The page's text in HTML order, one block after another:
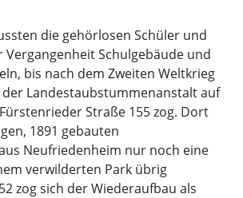
die gehörlosen Schüler und
Vergangenheit Schulgebäude und
bis nach dem Zweiten Weltkrieg
der Landestaubstummenanstalt auf
Straße 155 zog. Dort
1891 gebauten
Neufriedenheim nur noch eine
verwilderten Park übrig
zog sich der Wiederaufbau als